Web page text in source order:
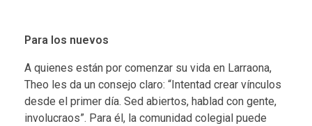
Para los nuevos
A quienes están por comenzar su vida en Larraona,
Theo les da un consejo claro: “Intentad crear vínculos
desde el primer día. Sed abiertos, hablad con gente,
involucraos”. Para él, la comunidad colegial puede